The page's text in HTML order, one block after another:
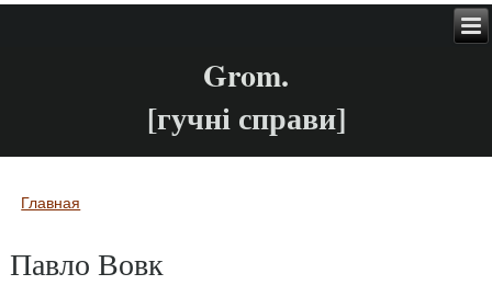
Grom.
[гучні справи]
Вы здесь
Главная
Павло Вовк